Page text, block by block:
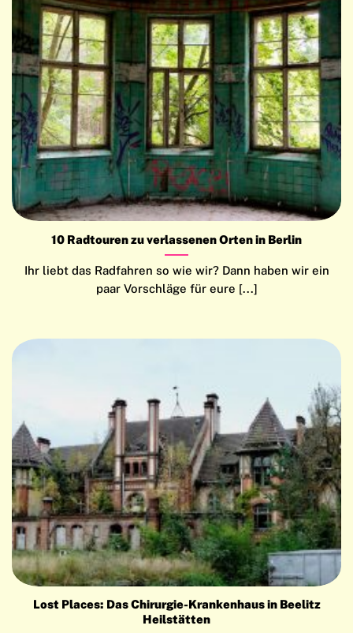
10 Radtouren zu verlassenen Orten in Berlin
Ihr liebt das Radfahren so wie wir? Dann haben wir ein
paar Vorschläge für eure [...]
Lost Places: Das Chirurgie-Krankenhaus in Beelitz
Heilstätten